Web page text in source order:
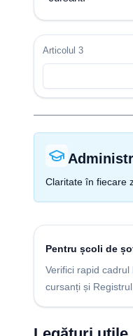
Articolul 3
Claritate în fiecare
Pentru școli de
Verifici rapid cadrul
cursanți și